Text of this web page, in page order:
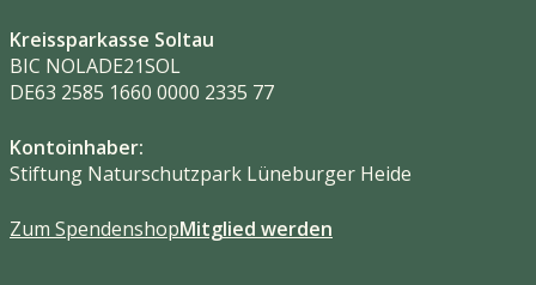
Kreissparkasse Soltau
BIC NOLADE21SOL
DE63 2585 1660 0000 2335 77
Kontoinhaber:
Stiftung Naturschutzpark Lüneburger Heide
Zum SpendenshopMitglied werden